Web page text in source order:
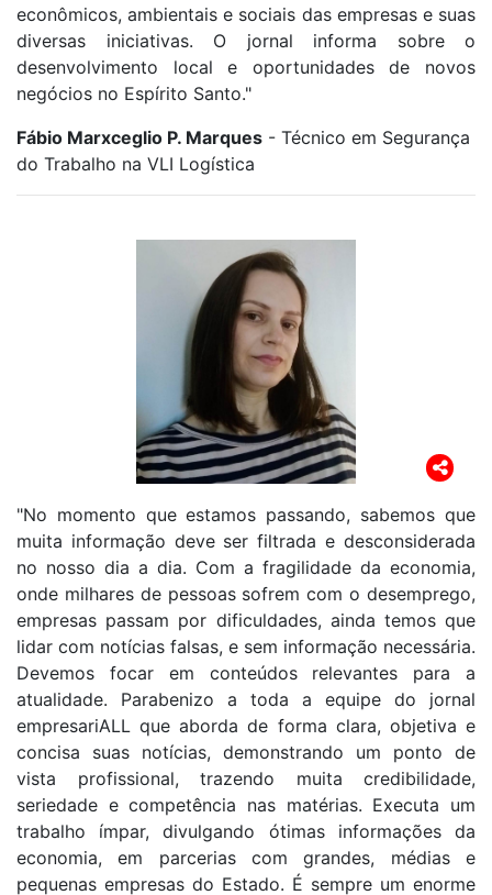
econômicos, ambientais e sociais das empresas e suas
diversas iniciativas. O jornal informa sobre o
desenvolvimento local e oportunidades de novos
negócios no Espírito Santo."
Fábio Marxceglio P. Marques - Técnico em Segurança
do Trabalho na VLI Logística
"No momento que estamos passando, sabemos que
muita informação deve ser filtrada e desconsiderada
no nosso dia a dia. Com a fragilidade da economia,
onde milhares de pessoas sofrem com o desemprego,
empresas passam por dificuldades, ainda temos que
lidar com notícias falsas, e sem informação necessária.
Devemos focar em conteúdos relevantes para a
atualidade. Parabenizo a toda a equipe do jornal
empresariALL que aborda de forma clara, objetiva e
concisa suas notícias, demonstrando um ponto de
vista profissional, trazendo muita credibilidade,
seriedade e competência nas matérias. Executa um
trabalho ímpar, divulgando ótimas informações da
economia, em parcerias com grandes, médias e
pequenas empresas do Estado. É sempre um enorme